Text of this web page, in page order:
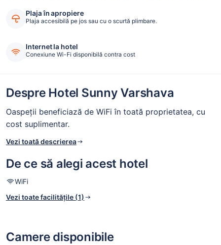
Plaja în apropiere
Plaja accesibilă pe jos sau cu o scurtă plimbare.
Internet la hotel
Conexiune Wi-Fi disponibilă contra cost
Despre Hotel Sunny Varshava
Oaspeții beneficiază de WiFi în toată proprietatea, cu
cost suplimentar.
Vezi toată descrierea
De ce să alegi acest hotel
WiFi
Vezi toate facilitățile (1)
Camere disponibile